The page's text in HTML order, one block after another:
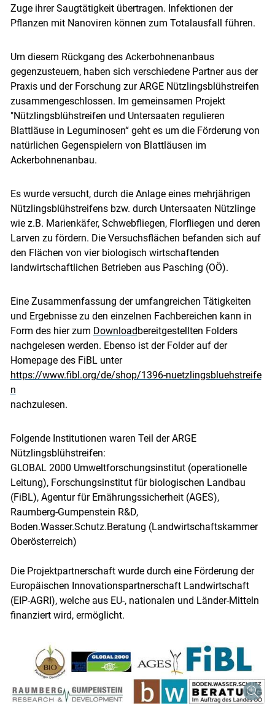
Skip to main content
Zuge ihrer Saugtätigkeit übertragen. Infektionen der
Pflanzen mit Nanoviren können zum Totalausfall führen.
Um diesem Rückgang des Ackerbohnenanbaus
gegenzusteuern, haben sich verschiedene Partner aus der
Praxis und der Forschung zur ARGE Nützlingsblühstreifen
zusammengeschlossen. Im gemeinsamen Projekt
"Nützlingsblühstreifen und Untersaaten regulieren
Blattläuse in Leguminosen“ geht es um die Förderung von
natürlichen Gegenspielern von Blattläusen im
Ackerbohnenanbau.
Es wurde versucht, durch die Anlage eines mehrjährigen
Nützlingsblühstreifens bzw. durch Untersaaten Nützlinge
wie z.B. Marienkäfer, Schwebfliegen, Florfliegen und deren
Larven zu fördern. Die Versuchsflächen befanden sich auf
den Flächen von vier biologisch wirtschaftenden
landwirtschaftlichen Betrieben aus Pasching (OÖ).
Eine Zusammenfassung der umfangreichen Tätigkeiten
und Ergebnisse zu den einzelnen Fachbereichen kann in
Form des hier zum Downloadbereitgestellten Folders
nachgelesen werden. Ebenso ist der Folder auf der
Homepage des FiBL unter
https://www.fibl.org/de/shop/1396-nuetzlingsbluehstreife
n
nachzulesen.
Folgende Institutionen waren Teil der ARGE
Nützlingsblühstreifen:
GLOBAL 2000 Umweltforschungsinstitut (operationelle
Leitung), Forschungsinstitut für biologischen Landbau
(FiBL), Agentur für Ernährungssicherheit (AGES),
Raumberg-Gumpenstein R&D,
Boden.Wasser.Schutz.Beratung (Landwirtschaftskammer
Oberösterreich)
Die Projektpartnerschaft wurde durch eine Förderung der
Europäischen Innovationspartnerschaft Landwirtschaft
(EIP-AGRI), welche aus EU-, nationalen und Länder-Mitteln
finanziert wird, ermöglicht.